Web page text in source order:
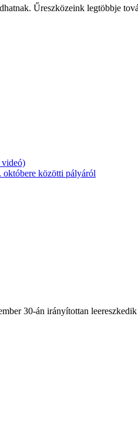
Űreszközeink legtöbbje
videó)
októbere közötti pályáról
30-án irányítottan